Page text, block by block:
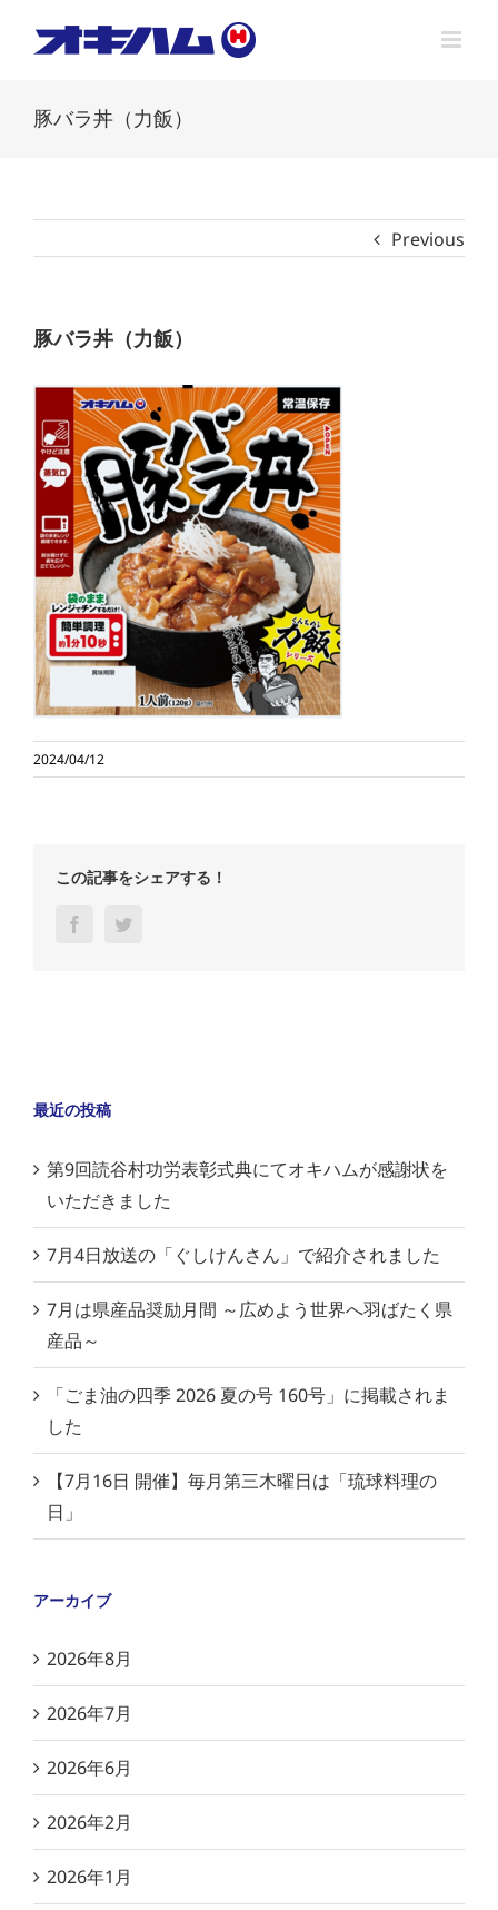
豚バラ丼（力飯）
Previous
豚バラ丼（力飯）
2024/04/12
この記事をシェアする！
Facebook
最近の投稿
第9回読谷村功労表彰式典にてオキハムが感謝状を
いただきました
7月4日放送の「ぐしけんさん」で紹介されました
7月は県産品奨励月間 ～広めよう世界へ羽ばたく県
産品～
「ごま油の四季 2026 夏の号 160号」に掲載されま
した
【7月16日 開催】毎月第三木曜日は「琉球料理の
日」
アーカイブ
2026年8月
2026年7月
2026年6月
2026年2月
2026年1月